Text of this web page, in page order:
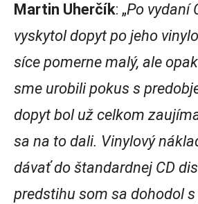
Martin Uherčík: „Po vydaní
vyskytol dopyt po jeho
síce pomerne malý, ale
sme urobili pokus s
dopyt bol už celkom
sa na to dali. Vinylový
dávať do štandardnej CD
predstihu som sa dohodol